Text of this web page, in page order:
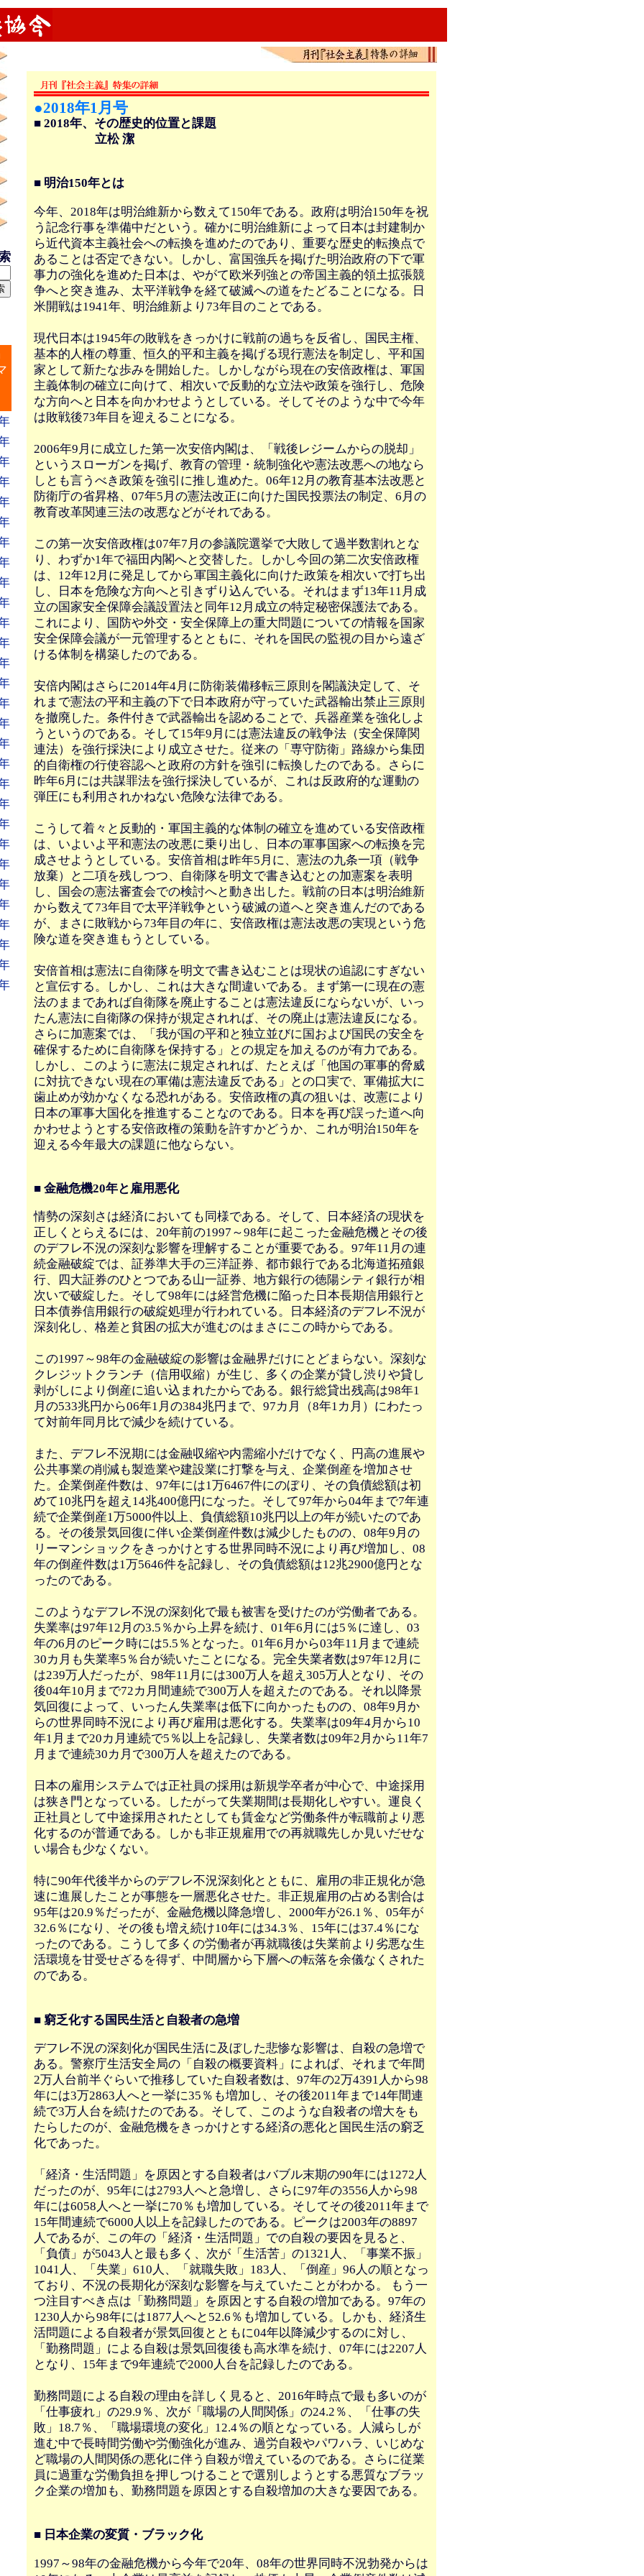
●2018年1月号
■ 2018年、その歴史的位置と課題
立松 潔
■ 明治150年とは
今年、2018年は明治維新から数えて150年である。政府は明治150年を祝
う記念行事を準備中だという。確かに明治維新によって日本は封建制か
ら近代資本主義社会への転換を進めたのであり、重要な歴史的転換点で
あることは否定できない。しかし、富国強兵を掲げた明治政府の下で軍
事力の強化を進めた日本は、やがて欧米列強との帝国主義的領土拡張競
争へと突き進み、太平洋戦争を経て破滅への道をたどることになる。日
米開戦は1941年、明治維新より73年目のことである。
現代日本は1945年の敗戦をきっかけに戦前の過ちを反省し、国民主権、
基本的人権の尊重、恒久的平和主義を掲げる現行憲法を制定し、平和国
家として新たな歩みを開始した。しかしながら現在の安倍政権は、軍国
主義体制の確立に向けて、相次いで反動的な立法や政策を強行し、危険
な方向へと日本を向かわせようとしている。そしてそのような中で今年
は敗戦後73年目を迎えることになる。
2006年9月に成立した第一次安倍内閣は、「戦後レジームからの脱却」
というスローガンを掲げ、教育の管理・統制強化や憲法改悪への地なら
しとも言うべき政策を強引に推し進めた。06年12月の教育基本法改悪と
防衛庁の省昇格、07年5月の憲法改正に向けた国民投票法の制定、6月の
教育改革関連三法の改悪などがそれである。
この第一次安倍政権は07年7月の参議院選挙で大敗して過半数割れとな
り、わずか1年で福田内閣へと交替した。しかし今回の第二次安倍政権
は、12年12月に発足してから軍国主義化に向けた政策を相次いで打ち出
し、日本を危険な方向へと引きずり込んでいる。それはまず13年11月成
立の国家安全保障会議設置法と同年12月成立の特定秘密保護法である。
これにより、国防や外交・安全保障上の重大問題についての情報を国家
安全保障会議が一元管理するとともに、それを国民の監視の目から遠ざ
ける体制を構築したのである。
安倍内閣はさらに2014年4月に防衛装備移転三原則を閣議決定して、そ
れまで憲法の平和主義の下で日本政府が守っていた武器輸出禁止三原則
を撤廃した。条件付きで武器輸出を認めることで、兵器産業を強化しよ
うというのである。そして15年9月には憲法違反の戦争法（安全保障関
連法）を強行採決により成立させた。従来の「専守防衛」路線から集団
的自衛権の行使容認へと政府の方針を強引に転換したのである。さらに
昨年6月には共謀罪法を強行採決しているが、これは反政府的な運動の
弾圧にも利用されかねない危険な法律である。
こうして着々と反動的・軍国主義的な体制の確立を進めている安倍政権
は、いよいよ平和憲法の改悪に乗り出し、日本の軍事国家への転換を完
成させようとしている。安倍首相は昨年5月に、憲法の九条一項（戦争
放棄）と二項を残しつつ、自衛隊を明文で書き込むとの加憲案を表明
し、国会の憲法審査会での検討へと動き出した。戦前の日本は明治維新
から数えて73年目で太平洋戦争という破滅の道へと突き進んだのである
が、まさに敗戦から73年目の年に、安倍政権は憲法改悪の実現という危
険な道を突き進もうとしている。
安倍首相は憲法に自衛隊を明文で書き込むことは現状の追認にすぎない
と宣伝する。しかし、これは大きな間違いである。まず第一に現在の憲
法のままであれば自衛隊を廃止することは憲法違反にならないが、いっ
たん憲法に自衛隊の保持が規定されれば、その廃止は憲法違反になる。
さらに加憲案では、「我が国の平和と独立並びに国および国民の安全を
確保するために自衛隊を保持する」との規定を加えるのが有力である。
しかし、このように憲法に規定されれば、たとえば「他国の軍事的脅威
に対抗できない現在の軍備は憲法違反である」との口実で、軍備拡大に
歯止めが効かなくなる恐れがある。安倍政権の真の狙いは、改憲により
日本の軍事大国化を推進することなのである。日本を再び誤った道へ向
かわせようとする安倍政権の策動を許すかどうか、これが明治150年を
迎える今年最大の課題に他ならない。
■ 金融危機20年と雇用悪化
情勢の深刻さは経済においても同様である。そして、日本経済の現状を
正しくとらえるには、20年前の1997～98年に起こった金融危機とその後
のデフレ不況の深刻な影響を理解することが重要である。97年11月の連
続金融破綻では、証券準大手の三洋証券、都市銀行である北海道拓殖銀
行、四大証券のひとつである山一証券、地方銀行の徳陽シティ銀行が相
次いで破綻した。そして98年には経営危機に陥った日本長期信用銀行と
日本債券信用銀行の破綻処理が行われている。日本経済のデフレ不況が
深刻化し、格差と貧困の拡大が進むのはまさにこの時からである。
この1997～98年の金融破綻の影響は金融界だけにとどまらない。深刻な
クレジットクランチ（信用収縮）が生じ、多くの企業が貸し渋りや貸し
剥がしにより倒産に追い込まれたからである。銀行総貸出残高は98年1
月の533兆円から06年1月の384兆円まで、97カ月（8年1カ月）にわたっ
て対前年同月比で減少を続けている。
また、デフレ不況期には金融収縮や内需縮小だけでなく、円高の進展や
公共事業の削減も製造業や建設業に打撃を与え、企業倒産を増加させ
た。企業倒産件数は、97年には1万6467件にのぼり、その負債総額は初
めて10兆円を超え14兆400億円になった。そして97年から04年まで7年連
続で企業倒産1万5000件以上、負債総額10兆円以上の年が続いたのであ
る。その後景気回復に伴い企業倒産件数は減少したものの、08年9月の
リーマンショックをきっかけとする世界同時不況により再び増加し、08
年の倒産件数は1万5646件を記録し、その負債総額は12兆2900億円とな
ったのである。
このようなデフレ不況の深刻化で最も被害を受けたのが労働者である。
失業率は97年12月の3.5％から上昇を続け、01年6月には5％に達し、03
年の6月のピーク時には5.5％となった。01年6月から03年11月まで連続
30カ月も失業率5％台が続いたことになる。完全失業者数は97年12月に
は239万人だったが、98年11月には300万人を超え305万人となり、その
後04年10月まで72カ月間連続で300万人を超えたのである。それ以降景
気回復によって、いったん失業率は低下に向かったものの、08年9月か
らの世界同時不況により再び雇用は悪化する。失業率は09年4月から10
年1月まで20カ月連続で5％以上を記録し、失業者数は09年2月から11年7
月まで連続30カ月で300万人を超えたのである。
日本の雇用システムでは正社員の採用は新規学卒者が中心で、中途採用
は狭き門となっている。したがって失業期間は長期化しやすい。運良く
正社員として中途採用されたとしても賃金など労働条件が転職前より悪
化するのが普通である。しかも非正規雇用での再就職先しか見いだせな
い場合も少なくない。
特に90年代後半からのデフレ不況深刻化とともに、雇用の非正規化が急
速に進展したことが事態を一層悪化させた。非正規雇用の占める割合は
95年は20.9％だったが、金融危機以降急増し、2000年が26.1％、05年が
32.6％になり、その後も増え続け10年には34.3％、15年には37.4％にな
ったのである。こうして多くの労働者が再就職後は失業前より劣悪な生
活環境を甘受せざるを得ず、中間層から下層への転落を余儀なくされた
のである。
■ 窮乏化する国民生活と自殺者の急増
デフレ不況の深刻化が国民生活に及ぼした悲惨な影響は、自殺の急増で
ある。警察庁生活安全局の「自殺の概要資料」によれば、それまで年間
2万人台前半ぐらいで推移していた自殺者数は、97年の2万4391人から98
年には3万2863人へと一挙に35％も増加し、その後2011年まで14年間連
続で3万人台を続けたのである。そして、このような自殺者の増大をも
たらしたのが、金融危機をきっかけとする経済の悪化と国民生活の窮乏
化であった。
「経済・生活問題」を原因とする自殺者はバブル末期の90年には1272人
だったのが、95年には2793人へと急増し、さらに97年の3556人から98
年には6058人へと一挙に70％も増加している。そしてその後2011年まで
15年間連続で6000人以上を記録したのである。ピークは2003年の8897
人であるが、この年の「経済・生活問題」での自殺の要因を見ると、
「負債」が5043人と最も多く、次が「生活苦」の1321人、「事業不振」
1041人、「失業」610人、「就職失敗」183人、「倒産」96人の順となっ
ており、不況の長期化が深刻な影響を与えていたことがわかる。 もう一
つ注目すべき点は「勤務問題」を原因とする自殺の増加である。97年の
1230人から98年には1877人へと52.6％も増加している。しかも、経済生
活問題による自殺者が景気回復とともに04年以降減少するのに対し、
「勤務問題」による自殺は景気回復後も高水準を続け、07年には2207人
となり、15年まで9年連続で2000人台を記録したのである。
勤務問題による自殺の理由を詳しく見ると、2016年時点で最も多いのが
「仕事疲れ」の29.9％、次が「職場の人間関係」の24.2％、「仕事の失
敗」18.7％、「職場環境の変化」12.4％の順となっている。人減らしが
進む中で長時間労働や労働強化が進み、過労自殺やパワハラ、いじめな
ど職場の人間関係の悪化に伴う自殺が増えているのである。さらに従業
員に過重な労働負担を押しつけることで選別しようとする悪質なブラッ
ク企業の増加も、勤務問題を原因とする自殺増加の大きな要因である。
■ 日本企業の変質・ブラック化
1997～98年の金融危機から今年で20年、08年の世界同時不況勃発からは